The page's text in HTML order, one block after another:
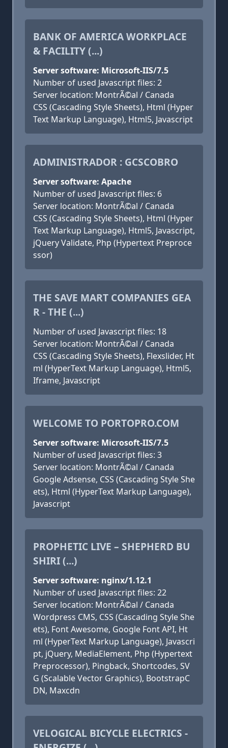
BANK OF AMERICA WORKPLACE
& FACILITY (...)
Server software: Microsoft-IIS/7.5
Number of used Javascript files: 2
Server location: MontrÃ©al / Canada
CSS (Cascading Style Sheets), Html (Hyper
Text Markup Language), Html5, Javascript
ADMINISTRADOR : GCSCOBRO
Server software: Apache
Number of used Javascript files: 6
Server location: MontrÃ©al / Canada
CSS (Cascading Style Sheets), Html (Hyper
Text Markup Language), Html5, Javascript,
jQuery Validate, Php (Hypertext Preproce
ssor)
THE SAVE MART COMPANIES GEA
R - THE (...)
Number of used Javascript files: 18
Server location: MontrÃ©al / Canada
CSS (Cascading Style Sheets), Flexslider, Ht
ml (HyperText Markup Language), Html5,
Iframe, Javascript
WELCOME TO PORTOPRO.COM
Server software: Microsoft-IIS/7.5
Number of used Javascript files: 3
Server location: MontrÃ©al / Canada
Google Adsense, CSS (Cascading Style She
ets), Html (HyperText Markup Language),
Javascript
PROPHETIC LIVE – SHEPHERD BU
SHIRI (...)
Server software: nginx/1.12.1
Number of used Javascript files: 22
Server location: MontrÃ©al / Canada
Wordpress CMS, CSS (Cascading Style She
ets), Font Awesome, Google Font API, Ht
ml (HyperText Markup Language), Javascri
pt, jQuery, MediaElement, Php (Hypertext
Preprocessor), Pingback, Shortcodes, SV
G (Scalable Vector Graphics), BootstrapC
DN, Maxcdn
VELOGICAL BICYCLE ELECTRICS -